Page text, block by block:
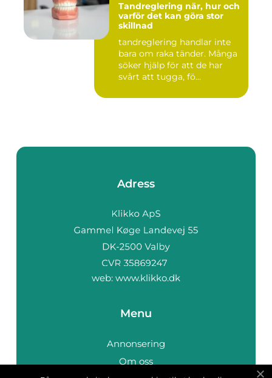
Tandreglering när, hur och
varför det kan göra stor
skillnad
tandreglering handlar inte
bara om raka tänder. Många
söker hjälp för att de har
svårt att tugga, fö...
Adress
web: www.klikko.dk
Menu
Annonsering
Om oss